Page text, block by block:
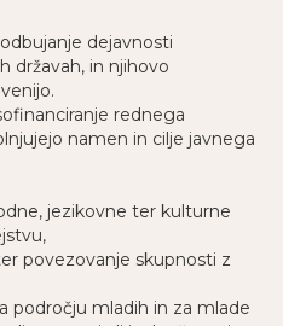
dejavnosti
državah, in njihovo
rednega
namen in cilje javnega
jezikovne ter kulturne
povezovanje skupnosti z
področju mladih in za mlade